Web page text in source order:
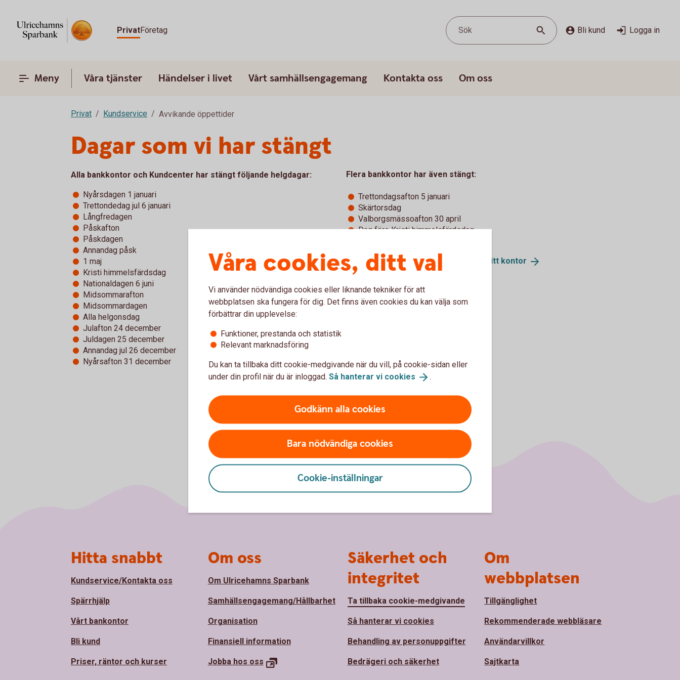
PrivatFöretag Sök Bli kund Logga in
Meny Våra tjänster Händelser i livet Vårt samhällsengagemang Kontakta oss Om oss
Privat Kundservice Avvikande öppettider
Dagar som vi har stängt
Alla bankkontor och Kundcenter har stängt följande helgdagar:
Nyårsdagen 1 januari
Trettondedag jul 6 januari
Långfredagen
Påskafton
Påskdagen
Annandag påsk
1 maj
Kristi himmelsfärdsdag
Nationaldagen 6 juni
Midsommarafton
Midsommardagen
Alla helgonsdag
Julafton 24 december
Juldagen 25 december
Annandag jul 26 december
Nyårsafton 31 december
Flera bankkontor har även stängt:
Trettondagsafton 5 januari
Skärtorsdag
Valborgsmässoafton 30 april
Dag före Kristi himmelsfärdsdag
Kolla vilka öppettider som gäller för ditt kontor
Våra cookies, ditt val
Vi använder nödvändiga cookies eller liknande tekniker för att
webbplatsen ska fungera för dig. Det finns även cookies du kan välja som
förbättrar din upplevelse:
Funktioner, prestanda och statistik
Relevant marknadsföring
Du kan ta tillbaka ditt cookie-medgivande när du vill, på cookie-sidan eller
under din profil när du är inloggad. Så hanterar vi cookies .
Godkänn alla cookies
Bara nödvändiga cookies
Cookie-inställningar
Hitta snabbt
Kundservice/Kontakta oss
Spärrhjälp
Vårt bankontor
Bli kund
Priser, räntor och kurser
Om oss
Om Ulricehamns Sparbank
Samhällsengagemang/Hållbarhet
Organisation
Finansiell information
Jobba hos oss
Säkerhet och
integritet
Ta tillbaka cookie-medgivande
Så hanterar vi cookies
Behandling av personuppgifter
Bedrägeri och säkerhet
Om
webbplatsen
Tillgänglighet
Rekommenderade webbläsare
Användarvillkor
Sajtkarta